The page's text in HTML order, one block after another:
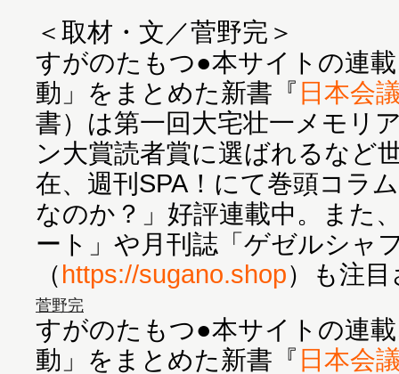
＜取材・文／菅野完＞
すがのたもつ●本サイトの連
動」をまとめた新書『 日本会
書）は第一回大宅壮一メモリ
ン大賞読者賞に選ばれるなど
在、週刊SPA！にて巻頭コラ
なのか？」好評連載中。また
ート」や月刊誌「ゲゼルシャ
（https://sugano.shop）も注
菅野完
すがのたもつ●本サイトの連
動」をまとめた新書『 日本会